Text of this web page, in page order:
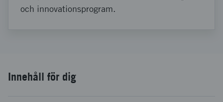
och innovationsprogram.
Innehåll för dig